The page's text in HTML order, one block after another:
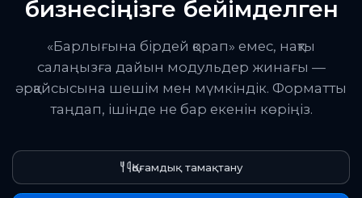
бизнесіңізге бейімделген
«Барлығына бірдей қорап» емес, нақты
салаңызға дайын модульдер жинағы —
әрқайсысына шешім мен мүмкіндік. Форматты
таңдап, ішінде не бар екенін көріңіз.
Қоғамдық тамақтану